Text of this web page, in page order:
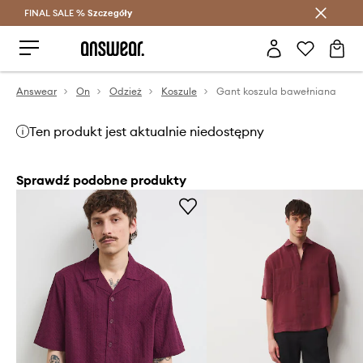
Oszczędzaj z Answear Club >
FINAL SALE % Szczegóły
Answear On Odzież Koszule Gant koszula bawełniana
Ten produkt jest aktualnie niedostępny
Sprawdź podobne produkty